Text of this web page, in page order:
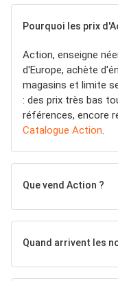
Pourquoi les prix
Action, enseigne
d'Europe, achète
magasins et limite
: des prix très bas
références, encore
Catalogue Action.
Que vend Action ?
Quand arrivent les